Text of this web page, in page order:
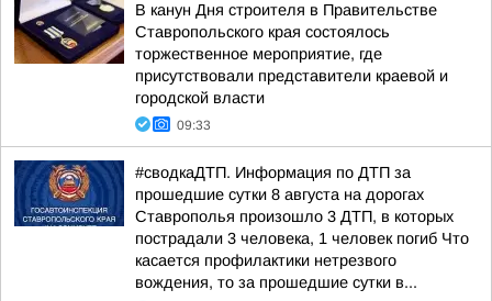
В канун Дня строителя в Правительстве
Ставропольского края состоялось
торжественное мероприятие, где
присутствовали представители краевой и
городской власти
09:33
#сводкаДТП. Информация по ДТП за
прошедшие сутки 8 августа на дорогах
Ставрополья произошло 3 ДТП, в которых
пострадали 3 человека, 1 человек погиб Что
касается профилактики нетрезвого
вождения, то за прошедшие сутки в...